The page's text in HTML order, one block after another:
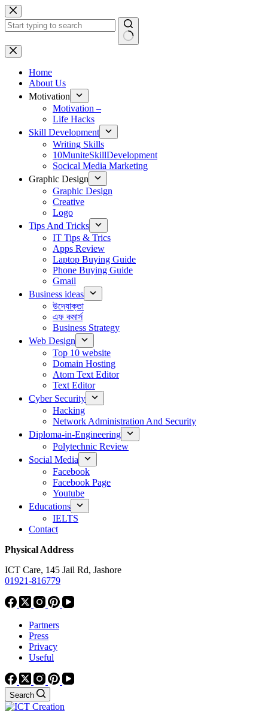
Skip
to
content
No
results
Home
About Us
Motivation
Motivation –
Life Hacks
Skill Development
Writing Skills
10MuniteSkillDevelopment
Socical Media Marketing
Graphic Design
Graphic Design
Creative
Logo
Tips And Tricks
IT Tips & Trics
Apps Review
Laptop Buying Guide
Phone Buying Guide
Gmail
Business ideas
উদ্যোক্তা
এফ কমার্স
Business Strategy
Web Design
Top 10 website
Domain Hosting
Atom Text Editor
Text Editor
Cyber Security
Hacking
Network Administration And Security
Diploma-in-Engineering
Polytechnic Review
Social Media
Facebook
Facebook Page
Youtube
Educations
IELTS
Contact
Physical Address
ICT Care, 145 Jail Rd, Jashore
01921-816779
Partners
Press
Privacy
Useful
Search